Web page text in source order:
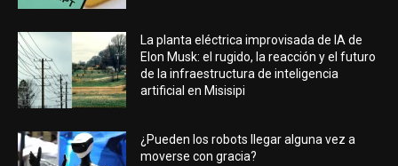
La planta eléctrica improvisada de IA de
Elon Musk: el rugido, la reacción y el futuro
de la infraestructura de inteligencia
artificial en Misisipi
¿Pueden los robots llegar alguna vez a
moverse con gracia?